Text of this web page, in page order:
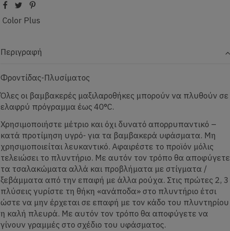
Color Plus
Περιγραφή
Φροντίδας-Πλυσίματος
Όλες οι βαμβακερές μαξιλαροθήκες μπορούν να πλυθούν σε
ελαφρύ πρόγραμμα έως 40°C.
Χρησιμοποιήστε μέτριο και όχι δυνατό απορρυπαντικό –
κατά προτίμηση υγρό- για τα βαμβακερά υφάσματα. Μη
χρησιμοποιείται λευκαντικό. Αφαιρέστε το προϊόν μόλις
τελειώσει το πλυντήριο. Με αυτόν τον τρόπο θα αποφύγετε
τα τσαλακώματα αλλά και προβλήματα με στίγματα /
ξεβάμματα από την επαφή με άλλα ρούχα. Στις πρώτες 2, 3
πλύσεις γυρίστε τη θήκη «ανάποδα» στο πλυντήριο έτσι
ώστε να μην έρχεται σε επαφή με τον κάδο του πλυντηρίου
η καλή πλευρά. Με αυτόν τον τρόπο θα αποφύγετε να
γίνουν γραμμές στο σχέδιο του υφάσματος.